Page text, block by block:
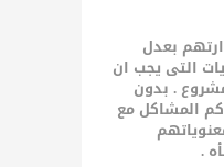
بعدل
التى يجب ان
. بدون
المشاكل مع
.